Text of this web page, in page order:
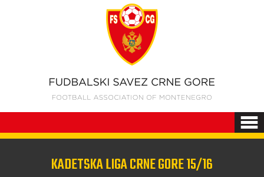
KADETSKA LIGA CRNE GORE 15/16